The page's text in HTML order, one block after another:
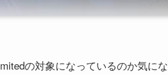
の対象になっているのか気にな